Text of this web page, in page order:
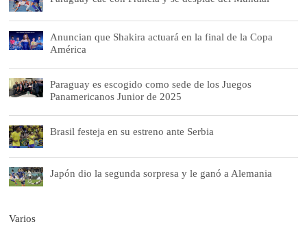
Anuncian que Shakira actuará en la final de la Copa
América
Paraguay es escogido como sede de los Juegos
Panamericanos Junior de 2025
Brasil festeja en su estreno ante Serbia
Japón dio la segunda sorpresa y le ganó a Alemania
Varios